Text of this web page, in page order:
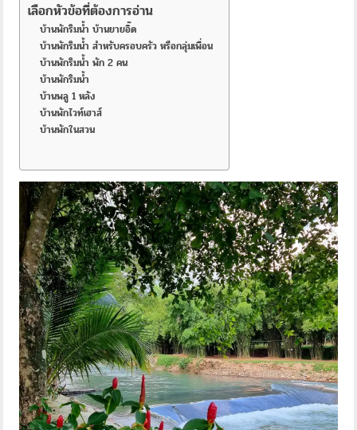
เลือกหัวข้อที่ต้องการอ่าน
บ้านพักริมน้ำ บ้านยายอิ๊ด
บ้านพักริมน้ำ สำหรับครอบครัว หรือกลุ่มเพื่อน
บ้านพักริมน้ำ พัก 2 คน
บ้านพักริมน้ำ
บ้านพลู 1 หลัง
บ้านพักไวท์เฮาส์
บ้านพักในสวน